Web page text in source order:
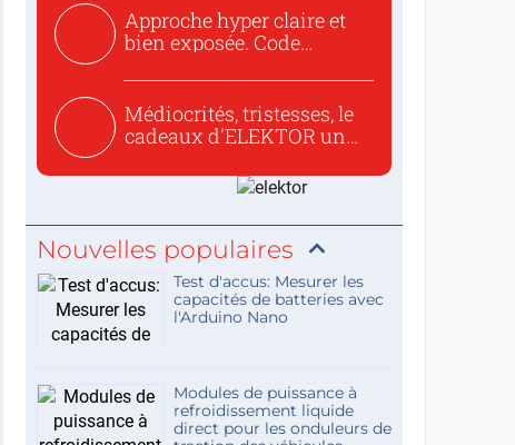
Approche hyper claire et
bien exposée. Code
Médiocrités, tristesses, le
cadeaux d'ELEKTOR un
Nouvelles populaires
Test d'accus: Mesurer les
capacités de batteries avec
l'Arduino Nano
Modules de puissance à
refroidissement liquide
direct pour les onduleurs de